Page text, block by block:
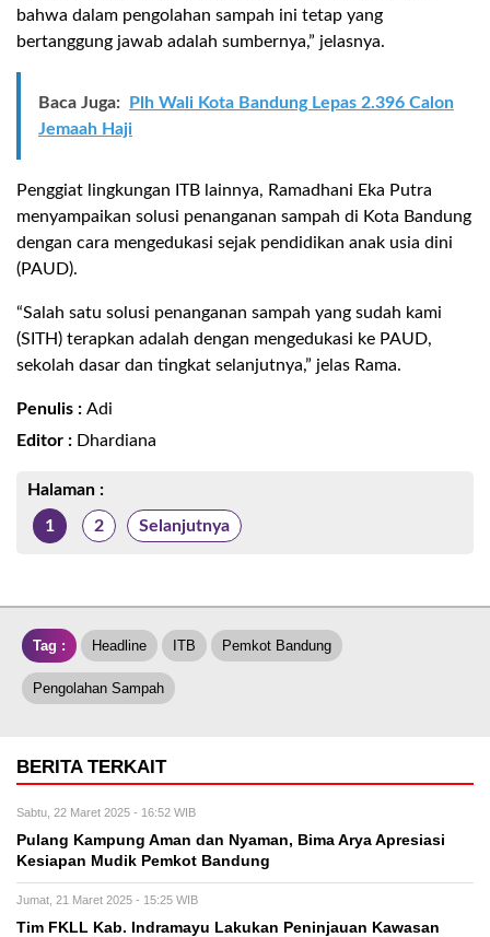
bahwa dalam pengolahan sampah ini tetap yang
bertanggung jawab adalah sumbernya,” jelasnya.
Baca Juga:
Plh Wali Kota Bandung Lepas 2.396 Calon
Jemaah Haji
Penggiat lingkungan ITB lainnya, Ramadhani Eka Putra
menyampaikan solusi penanganan sampah di Kota Bandung
dengan cara mengedukasi sejak pendidikan anak usia dini
(PAUD).
“Salah satu solusi penanganan sampah yang sudah kami
(SITH) terapkan adalah dengan mengedukasi ke PAUD,
sekolah dasar dan tingkat selanjutnya,” jelas Rama.
Penulis : Adi
Editor : Dhardiana
Halaman :
1 2 Selanjutnya
Tag : Headline ITB Pemkot Bandung
Pengolahan Sampah
BERITA TERKAIT
Sabtu, 22 Maret 2025 - 16:52 WIB
Pulang Kampung Aman dan Nyaman, Bima Arya Apresiasi
Kesiapan Mudik Pemkot Bandung
Jumat, 21 Maret 2025 - 15:25 WIB
Tim FKLL Kab. Indramayu Lakukan Peninjauan Kawasan